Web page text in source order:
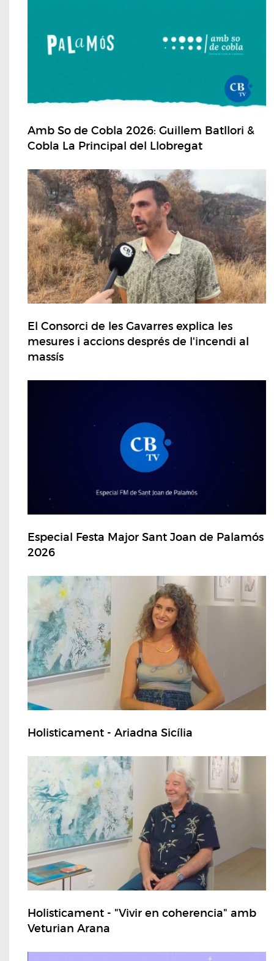
Amb So de Cobla 2026: Guillem Batllori &
Cobla La Principal del Llobregat
El Consorci de les Gavarres explica les
mesures i accions després de l'incendi al
massís
Especial Festa Major Sant Joan de Palamós
2026
Holisticament - Ariadna Sicília
Holisticament - "Vivir en coherencia" amb
Veturian Arana